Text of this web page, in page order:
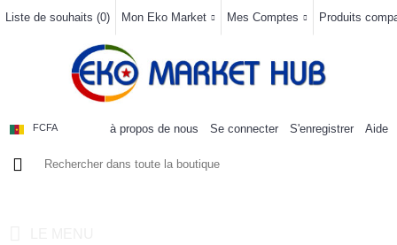
Liste de souhaits (0) Mon Eko Market Mes Comptes Produits
FCFA à propos de nous Se connecter S'enregistrer Aide